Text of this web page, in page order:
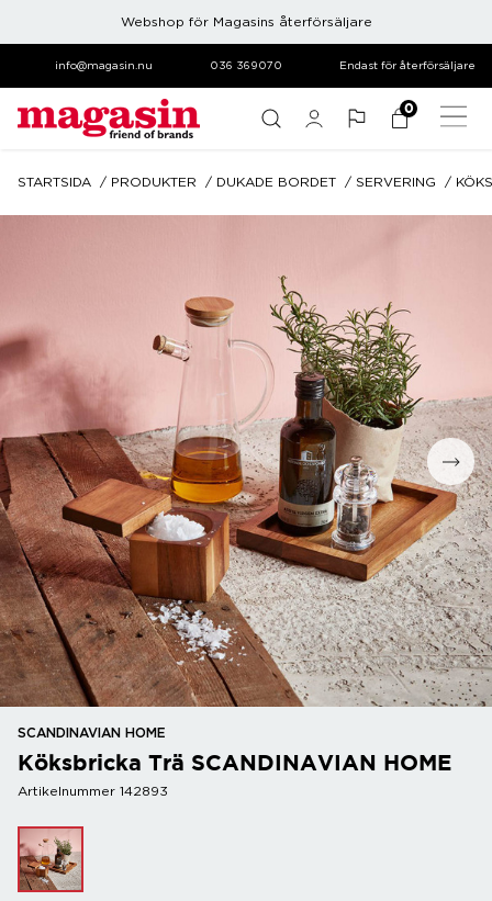
Webshop för Magasins återförsäljare
info@magasin.nu 036 369070 Endast för återförsäljare
0
STARTSIDA PRODUKTER DUKADE BORDET SERVERING
SCANDINAVIAN HOME
Köksbricka Trä SCANDINAVIAN HOME
Artikelnummer 142893